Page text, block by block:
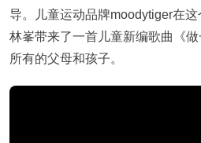
导。儿童运动品牌moodytiger在
林峯带来了一首儿童新编歌曲《
所有的父母和孩子。